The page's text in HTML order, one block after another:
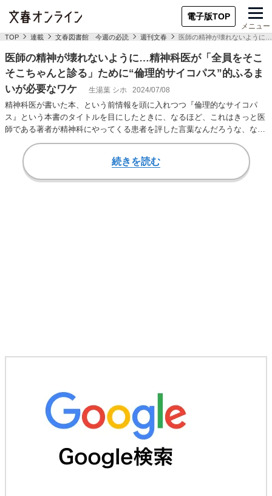
電子版TOP
メニュー
TOP 連載 文春図書館 今週の必読 週刊文春 医師の精神が壊れないように
医師の精神が壊れないように…精神科医が「全員をそこ
そこちゃんと診る」ために“倫理的サイコパス”的ふるま
いが必要なワケ
生湯葉 シホ 2024/07/08
精神科医が書いた本、という前情報を頭に入れつつ『倫理的なサイコパ
ス』という本書のタイトルを目にしたときに、なるほど、これはきっと医
師である著者が精神科にやってくる患者を評した言葉なんだろうな、など
とまず想像する読者…
続きを読む